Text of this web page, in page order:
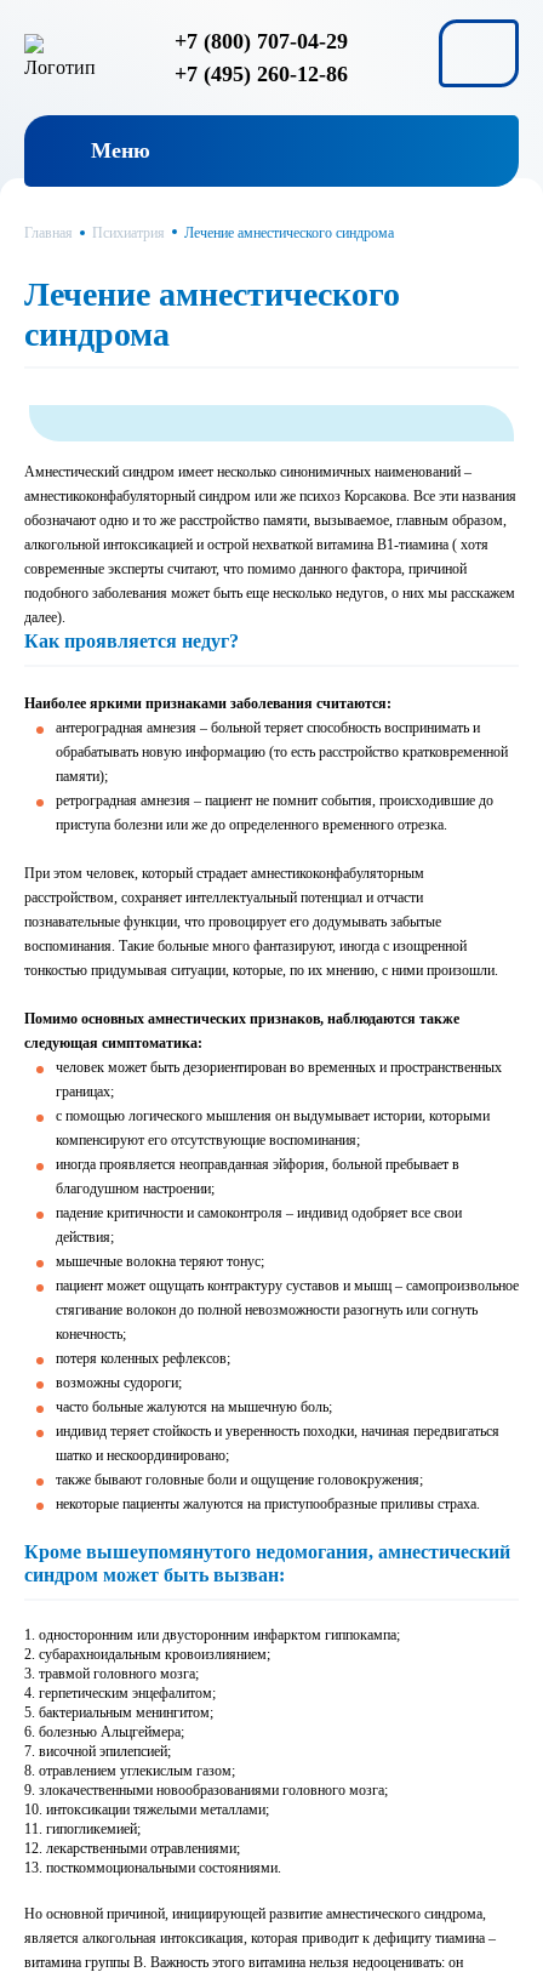
+7 (800) 707-04-29
+7 (495) 260-12-86
Меню
Главная Психиатрия Лечение амнестического синдрома
Лечение амнестического
синдрома
Амнестический синдром имеет несколько синонимичных наименований –
амнестикоконфабуляторный синдром или же психоз Корсакова. Все эти названия
обозначают одно и то же расстройство памяти, вызываемое, главным образом,
алкогольной интоксикацией и острой нехваткой витамина В1-тиамина ( хотя
современные эксперты считают, что помимо данного фактора, причиной
подобного заболевания может быть еще несколько недугов, о них мы расскажем
далее).
Как проявляется недуг?
Наиболее яркими признаками заболевания считаются:
антероградная амнезия – больной теряет способность воспринимать и
обрабатывать новую информацию (то есть расстройство кратковременной
памяти);
ретроградная амнезия – пациент не помнит события, происходившие до
приступа болезни или же до определенного временного отрезка.
При этом человек, который страдает амнестикоконфабуляторным
расстройством, сохраняет интеллектуальный потенциал и отчасти
познавательные функции, что провоцирует его додумывать забытые
воспоминания. Такие больные много фантазируют, иногда с изощренной
тонкостью придумывая ситуации, которые, по их мнению, с ними произошли.
Помимо основных амнестических признаков, наблюдаются также
следующая симптоматика:
человек может быть дезориентирован во временных и пространственных
границах;
с помощью логического мышления он выдумывает истории, которыми
компенсируют его отсутствующие воспоминания;
иногда проявляется неоправданная эйфория, больной пребывает в
благодушном настроении;
падение критичности и самоконтроля – индивид одобряет все свои
действия;
мышечные волокна теряют тонус;
пациент может ощущать контрактуру суставов и мышц – самопроизвольное
стягивание волокон до полной невозможности разогнуть или согнуть
конечность;
потеря коленных рефлексов;
возможны судороги;
часто больные жалуются на мышечную боль;
индивид теряет стойкость и уверенность походки, начиная передвигаться
шатко и нескоординировано;
также бывают головные боли и ощущение головокружения;
некоторые пациенты жалуются на приступообразные приливы страха.
Кроме вышеупомянутого недомогания, амнестический
синдром может быть вызван:
односторонним или двусторонним инфарктом гиппокампа;
субарахноидальным кровоизлиянием;
травмой головного мозга;
герпетическим энцефалитом;
бактериальным менингитом;
болезнью Альцгеймера;
височной эпилепсией;
отравлением углекислым газом;
злокачественными новообразованиями головного мозга;
интоксикации тяжелыми металлами;
гипогликемией;
лекарственными отравлениями;
посткоммоциональными состояниями.
Но основной причиной, инициирующей развитие амнестического синдрома,
является алкогольная интоксикация, которая приводит к дефициту тиамина –
витамина группы В. Важность этого витамина нельзя недооценивать: он